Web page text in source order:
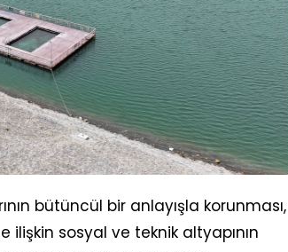
bütüncül bir anlayışla korunması,
ilişkin sosyal ve teknik altyapının